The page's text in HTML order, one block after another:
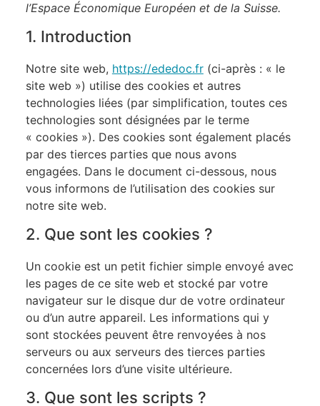
l’Espace Économique Européen et de la Suisse.
1. Introduction
Notre site web, https://ededoc.fr(ci-après : « le
site web ») utilise des cookies et autres
technologies liées (par simplification, toutes ces
technologies sont désignées par le terme
« cookies »). Des cookies sont également placés
par des tierces parties que nous avons
engagées. Dans le document ci-dessous, nous
vous informons de l’utilisation des cookies sur
notre site web.
2. Que sont les cookies ?
Un cookie est un petit fichier simple envoyé avec
les pages de ce site web et stocké par votre
navigateur sur le disque dur de votre ordinateur
ou d’un autre appareil. Les informations qui y
sont stockées peuvent être renvoyées à nos
serveurs ou aux serveurs des tierces parties
concernées lors d’une visite ultérieure.
3. Que sont les scripts ?